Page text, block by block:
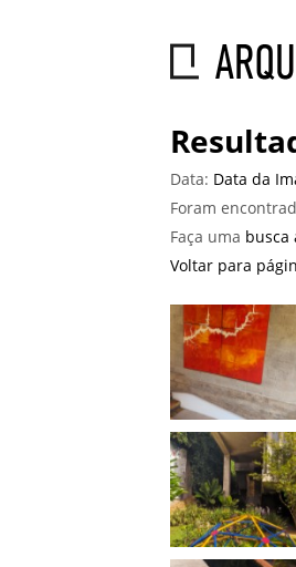
Data: Data da
Foram
Faça uma busca
Voltar para